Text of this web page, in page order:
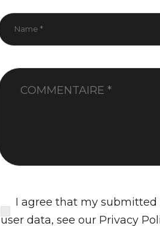
I agree that my
user data, see our Privacy